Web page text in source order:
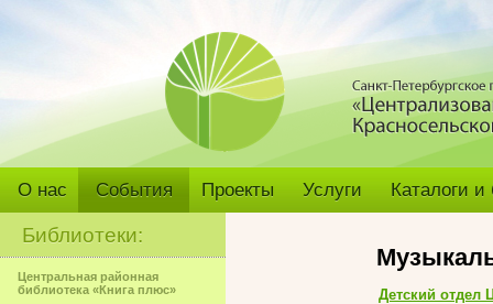
О нас События Проекты Услуги Каталоги
Библиотеки:
Центральная районная
библиотека «Книга плюс»
Детский отдел